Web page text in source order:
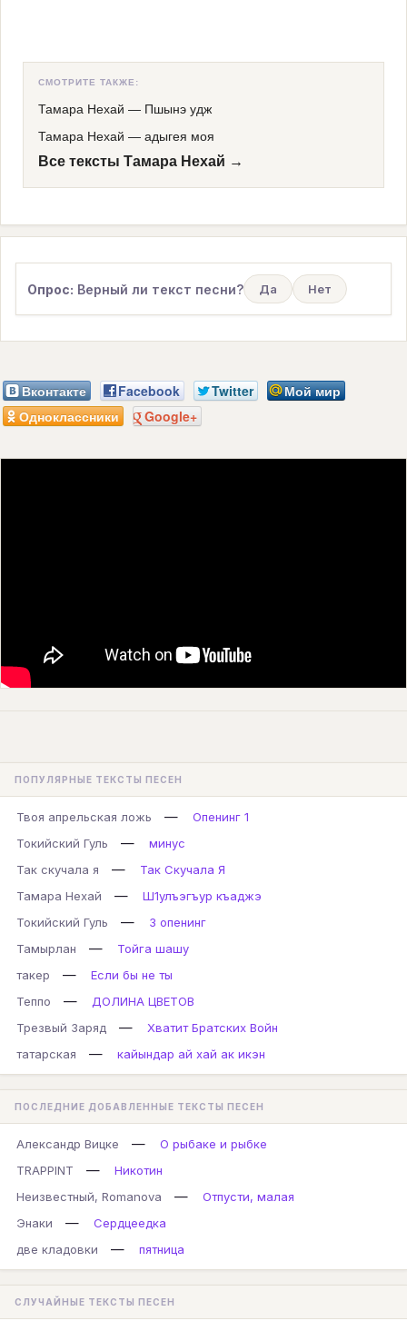
СМОТРИТЕ ТАКЖЕ:
Тамара Нехай — Пшынэ удж
Тамара Нехай — адыгея моя
Все тексты Тамара Нехай →
Опрос: Верный ли текст песни? Да Нет
Вконтакте Facebook Twitter
Мой мир
Одноклассники
Google+
ПОПУЛЯРНЫЕ ТЕКСТЫ ПЕСЕН
Твоя апрельская ложь —
Опенинг 1
Токийский Гуль
—
минус
Так скучала я
—
Так Скучала Я
Тамара Нехай
—
Ш1улъэгъур къаджэ
Токийский Гуль
—
3 опенинг
Тамырлан
—
Тойга шашу
такер
—
Если бы не ты
Теппо
—
ДОЛИНА ЦВЕТОВ
Трезвый Заряд
—
Хватит Братских Войн
татарская
— кайындар ай хай ак икэн
ПОСЛЕДНИЕ ДОБАВЛЕННЫЕ ТЕКСТЫ ПЕСЕН
Александр Вицке —
О рыбаке и рыбке
TRAPPINT
—
Никотин
Неизвестный, Romanova
—
Отпусти, малая
Энаки
—
Сердцеедка
две кладовки
— пятница
СЛУЧАЙНЫЕ ТЕКСТЫ ПЕСЕН